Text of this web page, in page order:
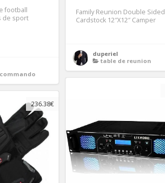
football
de sport
Family Reunion Double Sided
Cardstock 12″X12″ Camper
duperiel
table de reunion
236.38€